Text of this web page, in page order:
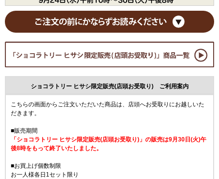
ショコラトリー ヒサシ限定販売(店頭お受取り) ご利用案内
こちらの画面からご注文いただいた商品は、店頭へお受取りにお越しいた
だきます。
■販売期間
「ショコラトリー ヒサシ限定販売(店頭お受取り)」の販売は9月30日(火)午
後8時をもって終了いたしました。
■お買上げ個数制限
お一人様各日1セット限り